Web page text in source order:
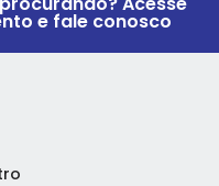
e fale conosco